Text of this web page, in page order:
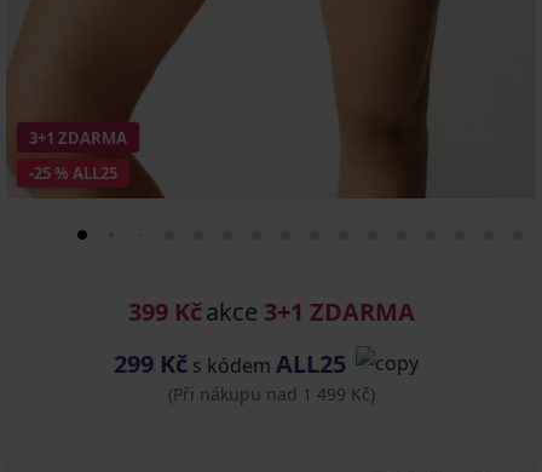
-25 % ALL25
3+1 ZDARMA
399 Kčakce 3+1 ZDARMA
299 Kč s kódem ALL25
(Při nákupu nad 1 499 Kč)